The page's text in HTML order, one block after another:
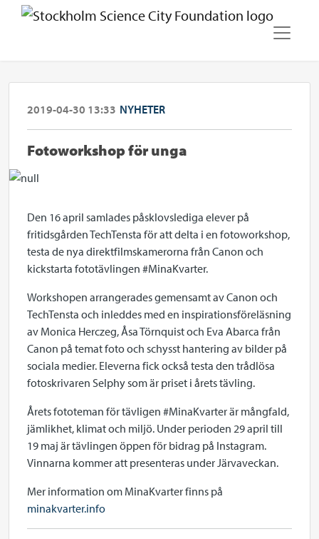
2019-04-30 13:33 NYHETER
Fotoworkshop för unga
Den 16 april samlades påsklovslediga elever på
fritidsgården TechTensta för att delta i en fotoworkshop,
testa de nya direktfilmskamerorna från Canon och
kickstarta fototävlingen #MinaKvarter.
Workshopen arrangerades gemensamt av Canon och
TechTensta och inleddes med en inspirationsföreläsning
av Monica Herczeg, Åsa Törnquist och Eva Abarca från
Canon på temat foto och schysst hantering av bilder på
sociala medier. Eleverna fick också testa den trådlösa
fotoskrivaren Selphy som är priset i årets tävling.
Årets fototeman för tävligen #MinaKvarter är mångfald,
jämlikhet, klimat och miljö. Under perioden 29 april till
19 maj är tävlingen öppen för bidrag på Instagram.
Vinnarna kommer att presenteras under Järvaveckan.
Mer information om MinaKvarter finns på
minakvarter.info